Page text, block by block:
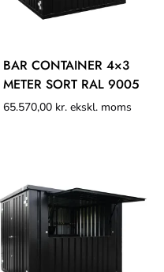
BAR CONTAINER 4×3
METER SORT RAL 9005
65.570,00 kr. ekskl. moms